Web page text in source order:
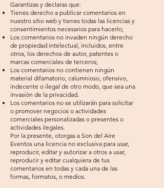
Garantizas y declaras que:
Tienes derecho a publicar comentarios en
nuestro sitio web y tienes todas las licencias y
consentimientos necesarios para hacerlo;
Los comentarios no invaden ningún derecho
de propiedad intelectual, incluidos, entre
otros, los derechos de autor, patentes o
marcas comerciales de terceros;
Los comentarios no contienen ningún
material difamatorio, calumnioso, ofensivo,
indecente o ilegal de otro modo, que sea una
invasión de la privacidad.
Los comentarios no se utilizarán para solicitar
o promover negocios o actividades
comerciales personalizadas o presentes o
actividades ilegales.
Por la presente, otorgas a Son del Aire
Eventos una licencia no exclusiva para usar,
reproducir, editar y autorizar a otros a usar,
reproducir y editar cualquiera de tus
comentarios en todas y cada una de las
formas, formatos, o medios.